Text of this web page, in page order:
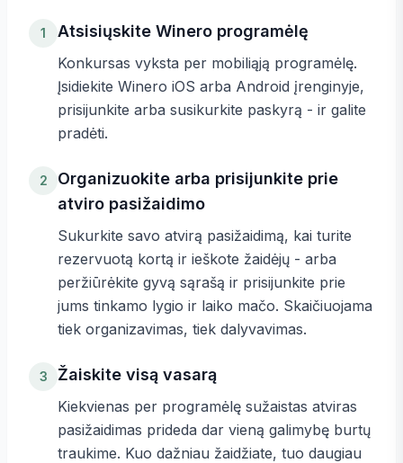
1 Atsisiųskite Winero programėlę
Konkursas vyksta per mobiliąją programėlę.
Įsidiekite Winero iOS arba Android įrenginyje,
prisijunkite arba susikurkite paskyrą - ir galite
pradėti.
2
Organizuokite arba prisijunkite prie
atviro pasižaidimo
Sukurkite savo atvirą pasižaidimą, kai turite
rezervuotą kortą ir ieškote žaidėjų - arba
peržiūrėkite gyvą sąrašą ir prisijunkite prie
jums tinkamo lygio ir laiko mačo. Skaičiuojama
tiek organizavimas, tiek dalyvavimas.
3 Žaiskite visą vasarą
Kiekvienas per programėlę sužaistas atviras
pasižaidimas prideda dar vieną galimybę burtų
traukime. Kuo dažniau žaidžiate, tuo daugiau